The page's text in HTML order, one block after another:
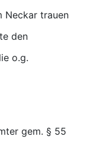
Neckar trauen
den
o.g.
gem. § 55